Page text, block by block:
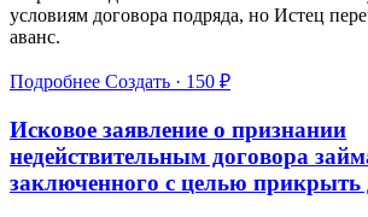
условиям договора подряда, но Истец
аванс.
Подробнее Создать · 150 ₽
Исковое заявление о признании
недействительным договора
заключенного с целью прикрыть